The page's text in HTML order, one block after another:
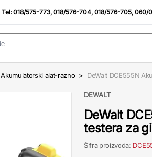
Tel:018/575-773,018/576-704,018/576-705,060/
Akumulatorski alat-razno > DeWalt DCE555N
DEWALT
DeWalt
testera za
Šifra proizvoda: